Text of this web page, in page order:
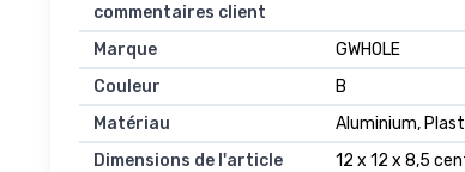
commentaires client
Marque
GWHOLE
Couleur
B
Matériau
Aluminium,
Dimensions de l'article
12 x 12 x 8,5